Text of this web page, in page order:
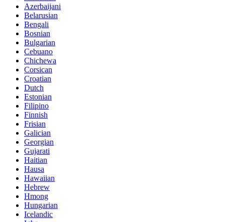
Azerbaijani
Belarusian
Bengali
Bosnian
Bulgarian
Cebuano
Chichewa
Corsican
Croatian
Dutch
Estonian
Filipino
Finnish
Frisian
Galician
Georgian
Gujarati
Haitian
Hausa
Hawaiian
Hebrew
Hmong
Hungarian
Icelandic